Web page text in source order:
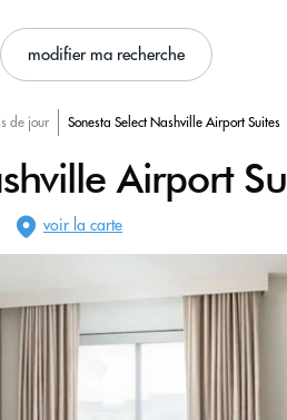
modifier ma recherche
de jour Sonesta Select Nashville Airport Suites
Airport
voir la carte